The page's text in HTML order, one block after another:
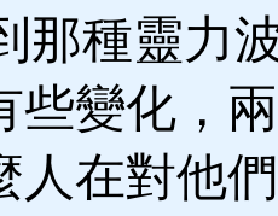
種靈力
些變化，
人在對他